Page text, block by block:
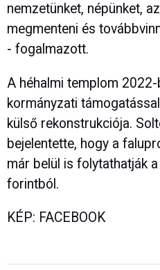
nemzetünket, népünket,
megmenteni és
- fogalmazott.
A héhalmi templom 2022-
kormányzati
külső rekonstrukciója.
bejelentette, hogy a
már belül is folytathatják
forintból.
KÉP: FACEBOOK